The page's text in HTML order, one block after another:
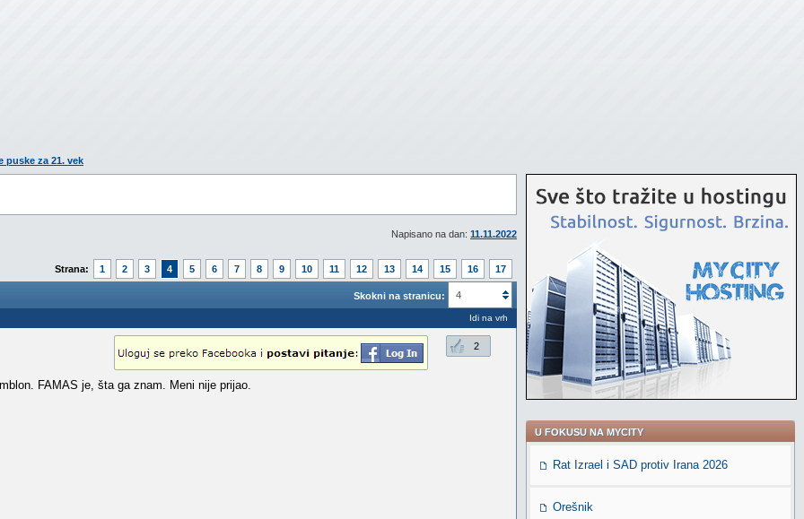
puske za 21. vek
Napisano na dan: 11.11.2022
Strana: 1 2 3 4 5 6 7 8 9 10 11 12 13 14 15 16 17
Skokni na stranicu: 4
Idi na vrh
2
FAMAS je, šta ga znam. Meni nije prijao.
U FOKUSU NA MYCITY
Rat Izrael i SAD protiv Irana 2026
Orešnik